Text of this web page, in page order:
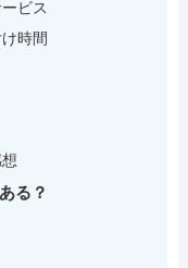
ビス
時間
る？